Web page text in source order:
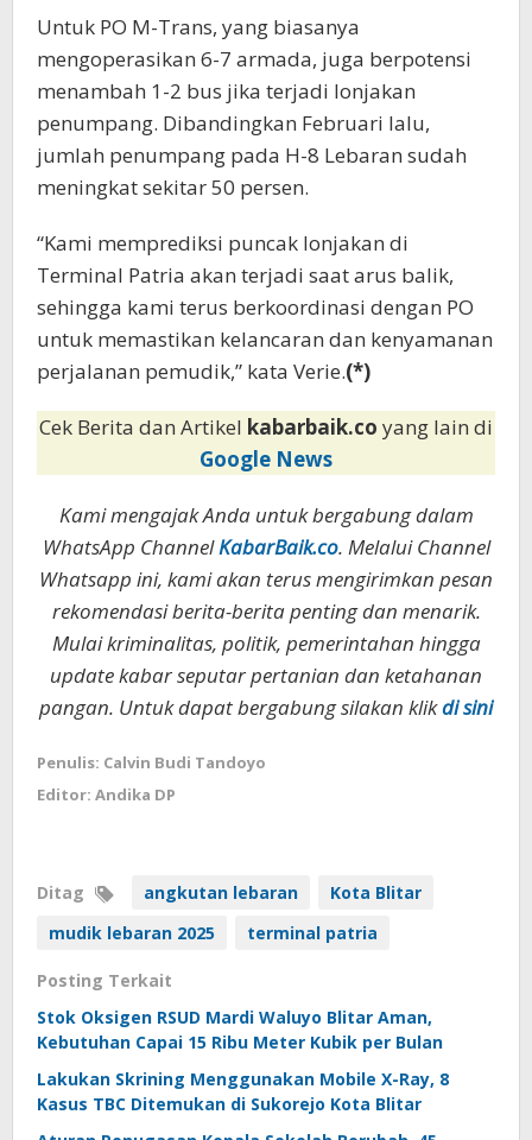
Untuk PO M-Trans, yang biasanya
mengoperasikan 6-7 armada, juga berpotensi
menambah 1-2 bus jika terjadi lonjakan
penumpang. Dibandingkan Februari lalu,
jumlah penumpang pada H-8 Lebaran sudah
meningkat sekitar 50 persen.
“Kami memprediksi puncak lonjakan di
Terminal Patria akan terjadi saat arus balik,
sehingga kami terus berkoordinasi dengan PO
untuk memastikan kelancaran dan kenyamanan
perjalanan pemudik,” kata Verie.(*)
Cek Berita dan Artikel kabarbaik.co yang lain di
Google News
Kami mengajak Anda untuk bergabung dalam
WhatsApp ChannelKabarBaik.co. Melalui Channel
Whatsapp ini, kami akan terus mengirimkan pesan
rekomendasi berita-berita penting dan menarik.
Mulai kriminalitas, politik, pemerintahan hingga
update kabar seputar pertanian dan ketahanan
pangan. Untuk dapat bergabung silakan klikdi sini
Penulis: Calvin Budi Tandoyo
Editor: Andika DP
Ditag angkutan lebaran
Kota Blitar
mudik lebaran 2025
terminal patria
Posting Terkait
Stok Oksigen RSUD Mardi Waluyo Blitar Aman,
Kebutuhan Capai 15 Ribu Meter Kubik per Bulan
Lakukan Skrining Menggunakan Mobile X-Ray, 8
Kasus TBC Ditemukan di Sukorejo Kota Blitar